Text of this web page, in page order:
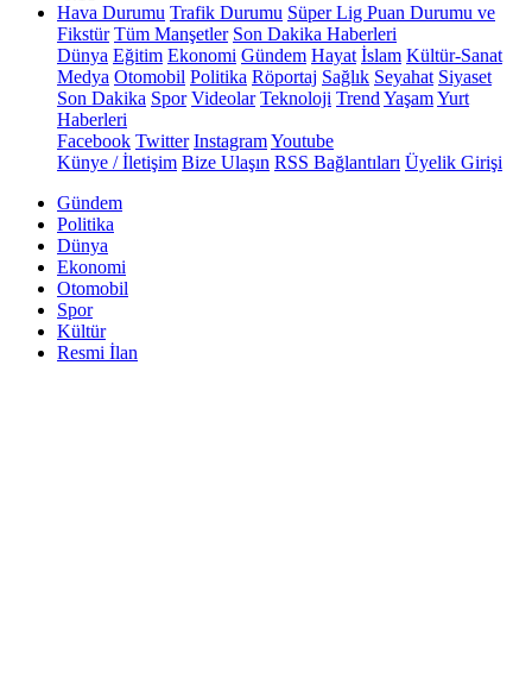
Hava Durumu Trafik Durumu Süper Lig Puan Durumu ve
Fikstür Tüm Manşetler Son Dakika Haberleri
Dünya Eğitim Ekonomi Gündem Hayat İslam Kültür-Sanat
Medya Otomobil Politika Röportaj Sağlık Seyahat Siyaset
Son Dakika Spor Videolar Teknoloji Trend YaşamYurt
Haberleri
Facebook Twitter InstagramYoutube
Künye / İletişim Bize Ulaşın RSS Bağlantıları Üyelik Girişi
Gündem
Politika
Dünya
Ekonomi
Otomobil
Spor
Kültür
Resmi İlan